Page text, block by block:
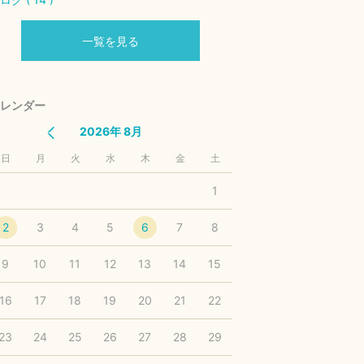
一覧を見る
ンダー
2026年 8月
日 月 火 水 木 金 土
1
2 3 4 5 6 7 8
9 10 11 12 13 14 15
17 18 19 20 21 22
24 25 26 27 28 29